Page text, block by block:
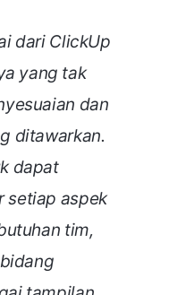
dari ClickUp
yang tak
dan
ditawarkan.
dapat
setiap aspek
tim,